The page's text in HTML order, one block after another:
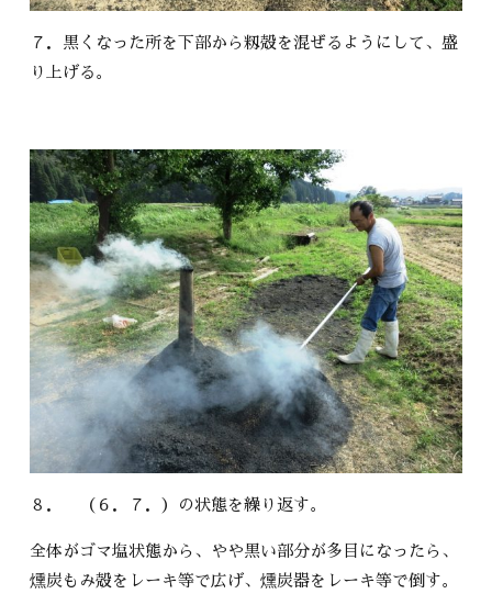
７．黒くなった所を下部から籾殻を混ぜるようにして、盛
り上げる。
８． （６．７．）の状態を繰り返す。
全体がゴマ塩状態から、やや黒い部分が多目になったら、
燻炭もみ殻をレーキ等で広げ、燻炭器をレーキ等で倒す。